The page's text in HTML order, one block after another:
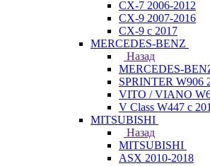
CX-7 2006-2012
CX-9 2007-2016
CX-9 с 2017
MERCEDES-BENZ
Назад
MERCEDES-
SPRINTER W906
VITO / VIANO
V Class W447 с
MITSUBISHI
Назад
MITSUBISHI
ASX 2010-2018